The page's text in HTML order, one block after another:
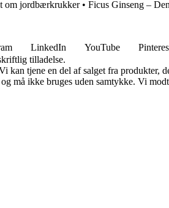
om jordbærkrukker• Ficus Ginseng –
LinkedIn YouTube
tilladelse.
kan tjene en del af salget fra produkter,
må ikke bruges uden samtykke. Vi